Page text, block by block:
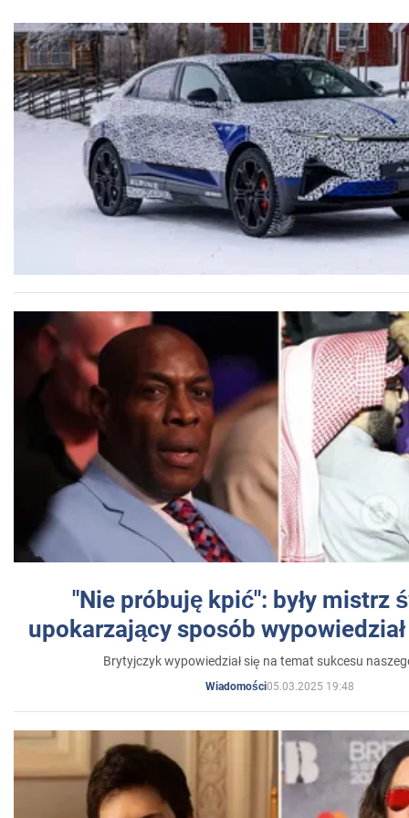
"Nie próbuję kpić": były mistrz
upokarzający sposób
Brytyjczyk wypowiedział się na temat sukcesu
Wiadomości05.03.2025 19:48